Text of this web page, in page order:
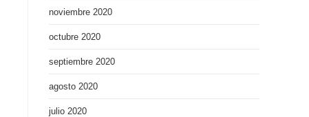
noviembre 2020
octubre 2020
septiembre 2020
agosto 2020
julio 2020